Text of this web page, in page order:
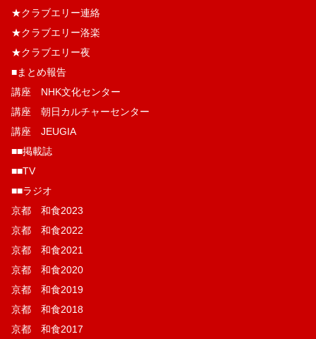
★クラブエリー連絡
★クラブエリー洛楽
★クラブエリー夜
■まとめ報告
講座 NHK文化センター
講座 朝日カルチャーセンター
講座 JEUGIA
■■掲載誌
■■TV
■■ラジオ
京都 和食2023
京都 和食2022
京都 和食2021
京都 和食2020
京都 和食2019
京都 和食2018
京都 和食2017